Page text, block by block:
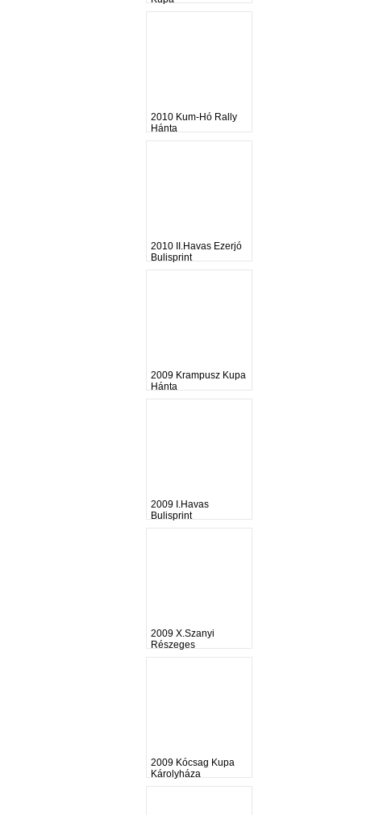
2010 Kum-Hó Rally
Hánta
2010 II.Havas Ezerjó
Bulisprint
2009 Krampusz Kupa
Hánta
2009 I.Havas
Bulisprint
2009 X.Szanyi
Részeges
2009 Kócsag Kupa
Károlyháza